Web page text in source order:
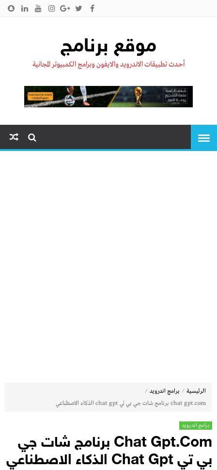
موقع برنامج
أحدث تطبيقات الاندرويد والايفون وبرامج الكمبيوتر المجانية
الرئيسية ⁄ برامج اندرويد ⁄
chat gpt.com برنامج شات جي بي تي chat gpt الذكاء الاصطناعي
برامج اندرويد
Chat Gpt.com برنامج شات جي
بي تي Chat Gpt الذكاء الاصطناعي